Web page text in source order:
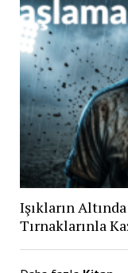
Işıkların
Tırnaklarınla